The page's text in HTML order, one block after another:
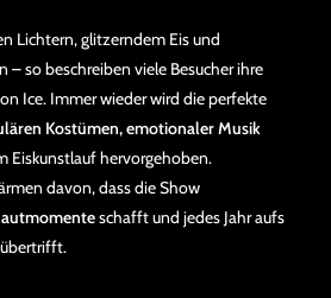
Lichtern, glitzerndem Eis und
– so beschreiben viele Besucher ihre
Ice. Immer wieder wird die perfekte
Kostümen, emotionaler Musik
Eiskunstlauf hervorgehoben.
davon, dass die Show
schafft und jedes Jahr aufs